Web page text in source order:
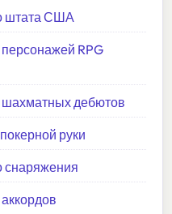
штата США
RPG
шахматных дебютов
руки
снаряжения